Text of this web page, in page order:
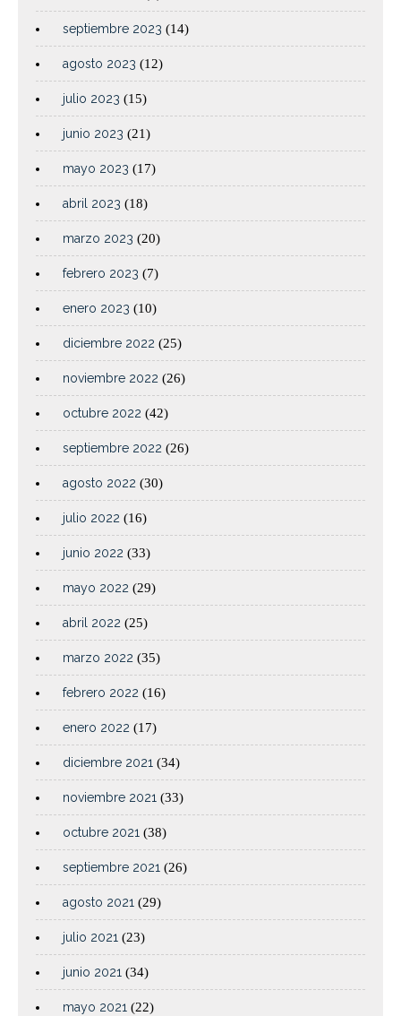
septiembre 2023 (14)
agosto 2023 (12)
julio 2023 (15)
junio 2023 (21)
mayo 2023 (17)
abril 2023 (18)
marzo 2023 (20)
febrero 2023 (7)
enero 2023 (10)
diciembre 2022 (25)
noviembre 2022 (26)
octubre 2022 (42)
septiembre 2022 (26)
agosto 2022 (30)
julio 2022 (16)
junio 2022 (33)
mayo 2022 (29)
abril 2022 (25)
marzo 2022 (35)
febrero 2022 (16)
enero 2022 (17)
diciembre 2021 (34)
noviembre 2021 (33)
octubre 2021 (38)
septiembre 2021 (26)
agosto 2021 (29)
julio 2021 (23)
junio 2021 (34)
mayo 2021 (22)